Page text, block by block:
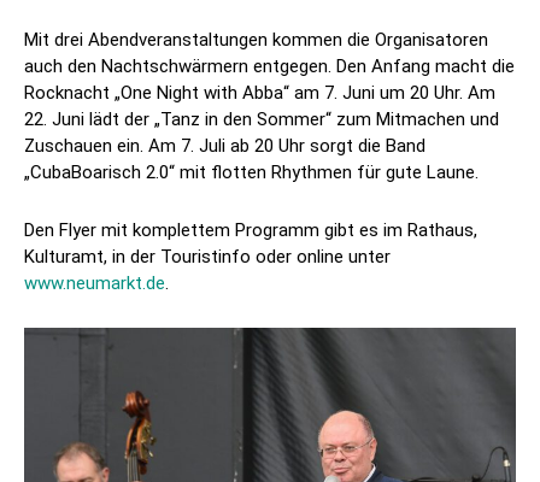
Mit drei Abendveranstaltungen kommen die Organisatoren
auch den Nachtschwärmern entgegen. Den Anfang macht die
Rocknacht „One Night with Abba“ am 7. Juni um 20 Uhr. Am
22. Juni lädt der „Tanz in den Sommer“ zum Mitmachen und
Zuschauen ein. Am 7. Juli ab 20 Uhr sorgt die Band
„CubaBoarisch 2.0“ mit flotten Rhythmen für gute Laune.
Den Flyer mit komplettem Programm gibt es im Rathaus,
Kulturamt, in der Touristinfo oder online unter
www.neumarkt.de.